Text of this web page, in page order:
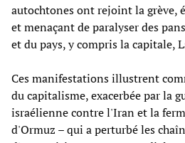
autochtones ont rejoint la grève,
et menaçant de paralyser des
et du pays, y compris la capitale,
Ces manifestations illustrent
du capitalisme, exacerbée par la
israélienne contre l'Iran et la
d'Ormuz – qui a perturbé les